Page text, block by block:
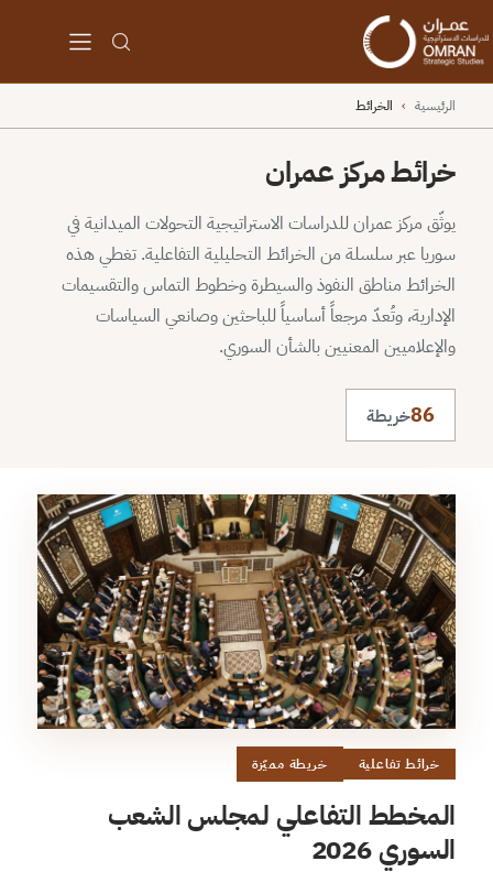
الرئيسية › الخرائط
خرائط مركز عمران
يوثّق مركز عمران للدراسات الاستراتيجية التحولات الميدانية في
سوريا عبر سلسلة من الخرائط التحليلية التفاعلية. تغطي هذه
الخرائط مناطق النفوذ والسيطرة وخطوط التماس والتقسيمات
الإدارية، وتُعدّ مرجعاً أساسياً للباحثين وصانعي السياسات
والإعلاميين المعنيين بالشأن السوري.
86خريطة
خرائط تفاعلية خريطة مميّزة
المخطط التفاعلي لمجلس الشعب
السوري 2026